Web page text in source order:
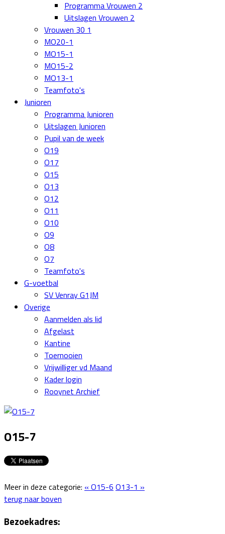
Programma Vrouwen 2
Uitslagen Vrouwen 2
Vrouwen 30 1
MO20-1
MO15-1
MO15-2
MO13-1
Teamfoto's
Junioren
Programma Junioren
Uitslagen Junioren
Pupil van de week
O19
O17
O15
O13
O12
O11
O10
O9
O8
O7
Teamfoto's
G-voetbal
SV Venray G1JM
Overige
Aanmelden als lid
Afgelast
Kantine
Toernooien
Vrijwilliger vd Maand
Kader login
Rooynet Archief
O15-7
Meer in deze categorie: « O15-6 O13-1 »
terug naar boven
Bezoekadres: